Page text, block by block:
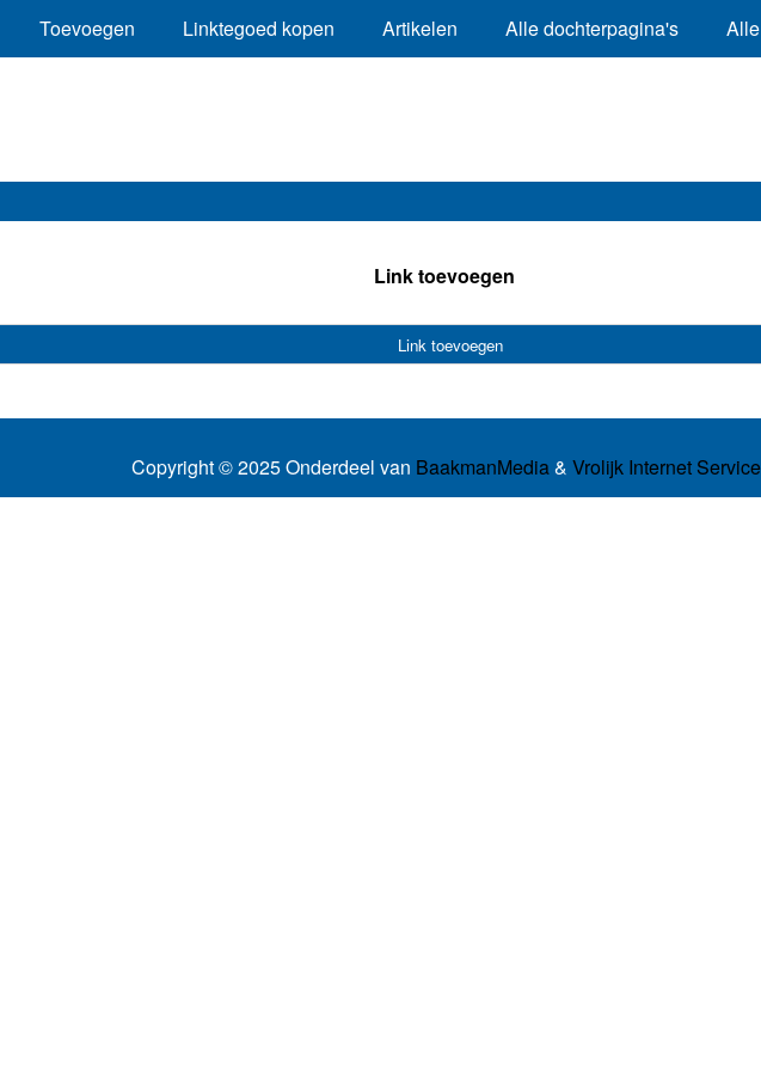
Toevoegen Linktegoed kopen Artikelen Alle dochterpagina's
Link toevoegen
Link toevoegen
Copyright © 2025 Onderdeel van BaakmanMedia& Vrolijk Internet